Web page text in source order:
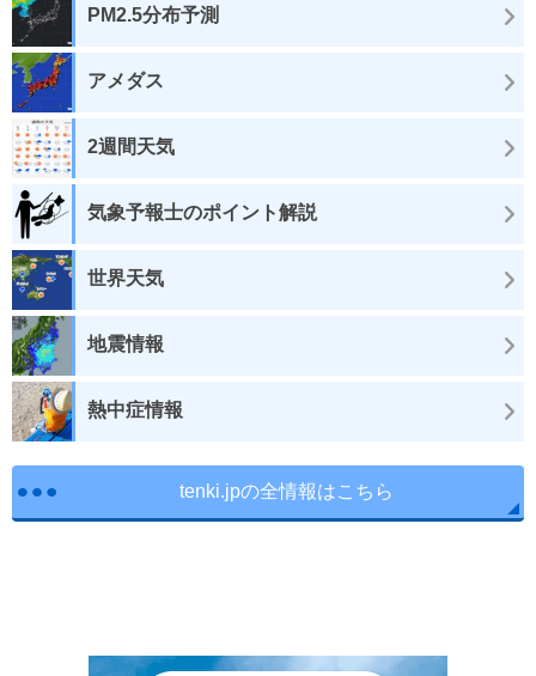
PM2.5分布予測
アメダス
2週間天気
気象予報士のポイント解説
世界天気
地震情報
熱中症情報
tenki.jpの全情報はこちら